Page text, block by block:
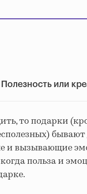
Полезность или
то подарки
и вызывающие
польза и